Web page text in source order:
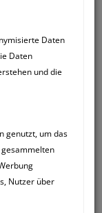
Daten
Daten
und die
genutzt, um das
Nutzer über
und ist
sie
Spritze.
schön,